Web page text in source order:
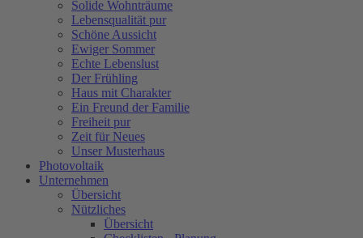
Solide Wohnträume
Lebensqualität pur
Schöne Aussicht
Ewiger Sommer
Echte Lebenslust
Der Frühling
Haus mit Charakter
Ein Freund der Familie
Freiheit pur
Zeit für Neues
Unser Musterhaus
Photovoltaik
Unternehmen
Übersicht
Nützliches
Übersicht